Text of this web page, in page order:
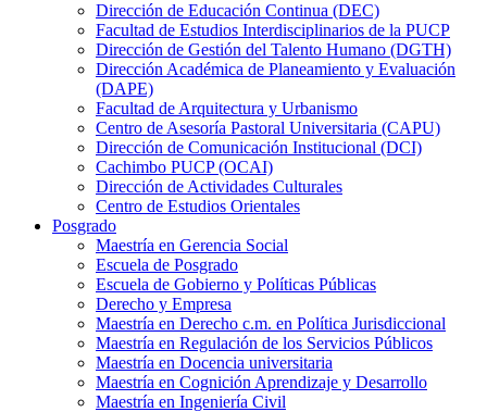
Dirección de Educación Continua (DEC)
Facultad de Estudios Interdisciplinarios de la PUCP
Dirección de Gestión del Talento Humano (DGTH)
Dirección Académica de Planeamiento y Evaluación
(DAPE)
Facultad de Arquitectura y Urbanismo
Centro de Asesoría Pastoral Universitaria (CAPU)
Dirección de Comunicación Institucional (DCI)
Cachimbo PUCP (OCAI)
Dirección de Actividades Culturales
Centro de Estudios Orientales
Posgrado
Maestría en Gerencia Social
Escuela de Posgrado
Escuela de Gobierno y Políticas Públicas
Derecho y Empresa
Maestría en Derecho c.m. en Política Jurisdiccional
Maestría en Regulación de los Servicios Públicos
Maestría en Docencia universitaria
Maestría en Cognición Aprendizaje y Desarrollo
Maestría en Ingeniería Civil